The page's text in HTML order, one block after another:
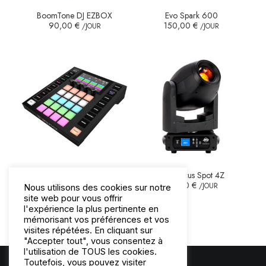
BoomTone DJ EZBOX
90,00 € /JOUR
Evo Spark 600
150,00 € /JOUR
35,00€ /JOUR
ADJ Focus Spot 4Z
60,00 € /JOUR
Nous utilisons des cookies sur notre
site web pour vous offrir
l'expérience la plus pertinente en
mémorisant vos préférences et vos
visites répétées. En cliquant sur
"Accepter tout", vous consentez à
l'utilisation de TOUS les cookies.
Toutefois, vous pouvez visiter